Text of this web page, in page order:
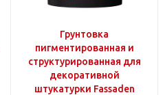
Грунтовка
пигментированная и
структурированная для
декоративной
штукатурки Fassaden